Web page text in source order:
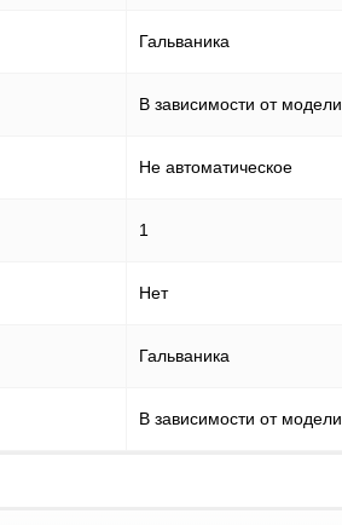
Гальваника
В зависимости от модели
Не автоматическое
1
Нет
Гальваника
В зависимости от модели